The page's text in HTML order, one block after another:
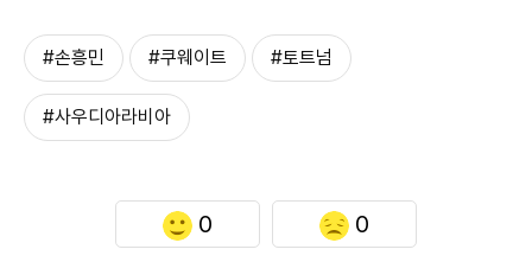
#손흥민 #쿠웨이트 #토트넘
#사우디아라비아
0 0